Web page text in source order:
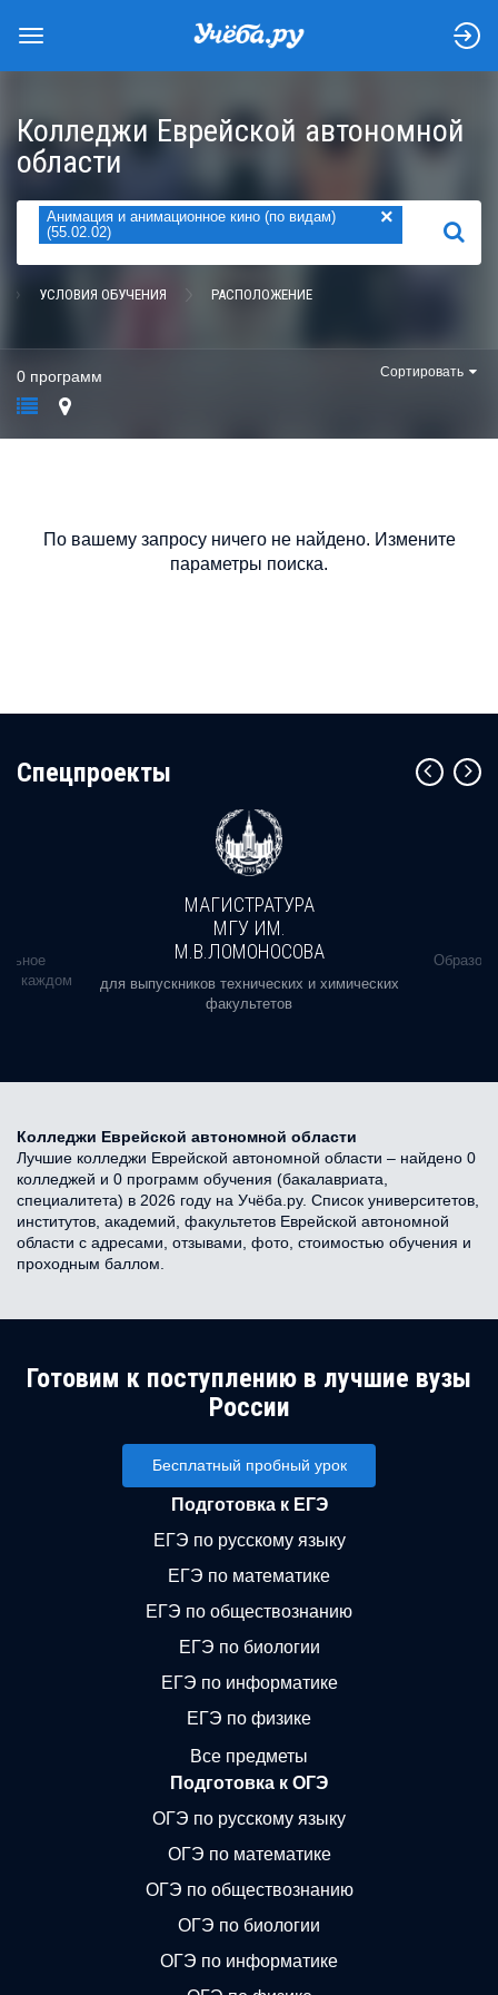
Колледжи Еврейской автономной
области
Анимация и анимационное кино (по видам)
(55.02.02)
×
НАЙТИ
УСЛОВИЯ ОБУЧЕНИЯ РАСПОЛОЖЕНИЕ
0 программ Сортировать
По вашему запросу ничего не найдено. Измените
параметры поиска.
Cпецпроекты
в каждом
МАГИСТРАТУРА
МГУ ИМ.
М.В.ЛОМОНОСОВА
для выпускников технических и химических
факультетов
Колледжи Еврейской автономной области
Лучшие колледжи Еврейской автономной области – найдено 0
колледжей и 0 программ обучения (бакалавриата,
специалитета) в 2026 году на Учёба.ру. Список университетов,
институтов, академий, факультетов Еврейской автономной
области с адресами, отзывами, фото, стоимостью обучения и
проходным баллом.
Готовим к поступлению в лучшие вузы
России
Бесплатный пробный урок
Подготовка к ЕГЭ
ЕГЭ по русскому языку
ЕГЭ по математике
ЕГЭ по обществознанию
ЕГЭ по биологии
ЕГЭ по информатике
ЕГЭ по физике
Все предметы
Подготовка к ОГЭ
ОГЭ по русскому языку
ОГЭ по математике
ОГЭ по обществознанию
ОГЭ по биологии
ОГЭ по информатике